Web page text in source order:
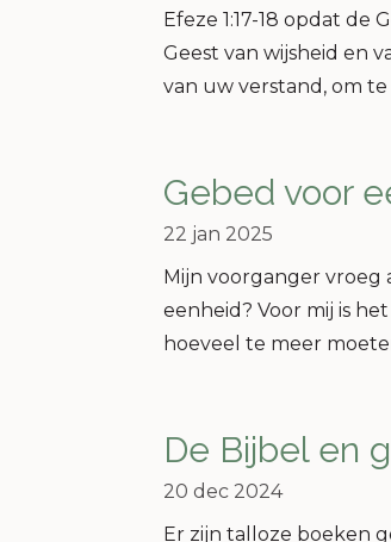
Efeze 1:17-18 opdat de
Geest van wijsheid en
van uw verstand, om
Gebed voor
22 jan 2025
Mijn voorganger vroeg
eenheid? Voor mij is
hoeveel te meer
De Bijbel en
20 dec 2024
Er zijn talloze boeken